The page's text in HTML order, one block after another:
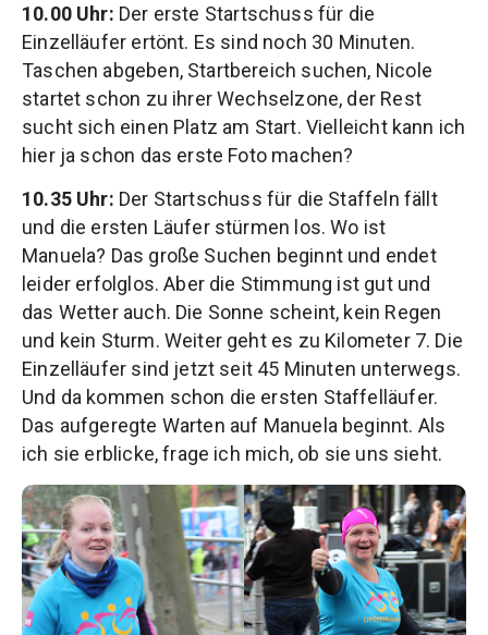
10.00 Uhr: Der erste Startschuss für die
Einzelläufer ertönt. Es sind noch 30 Minuten.
Taschen abgeben, Startbereich suchen, Nicole
startet schon zu ihrer Wechselzone, der Rest
sucht sich einen Platz am Start. Vielleicht kann ich
hier ja schon das erste Foto machen?
10.35 Uhr: Der Startschuss für die Staffeln fällt
und die ersten Läufer stürmen los. Wo ist
Manuela? Das große Suchen beginnt und endet
leider erfolglos. Aber die Stimmung ist gut und
das Wetter auch. Die Sonne scheint, kein Regen
und kein Sturm. Weiter geht es zu Kilometer 7. Die
Einzelläufer sind jetzt seit 45 Minuten unterwegs.
Und da kommen schon die ersten Staffelläufer.
Das aufgeregte Warten auf Manuela beginnt. Als
ich sie erblicke, frage ich mich, ob sie uns sieht.